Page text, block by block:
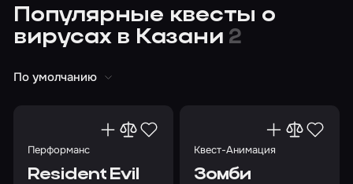
Популярные квесты о
вирусах в Казани 2
По умолчанию
Перформанс
Resident Evil
Квест-Анимация
Зомби